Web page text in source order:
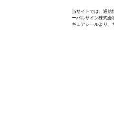
当サイトでは、通信
ーバルサイン株式会
キュアシールより、